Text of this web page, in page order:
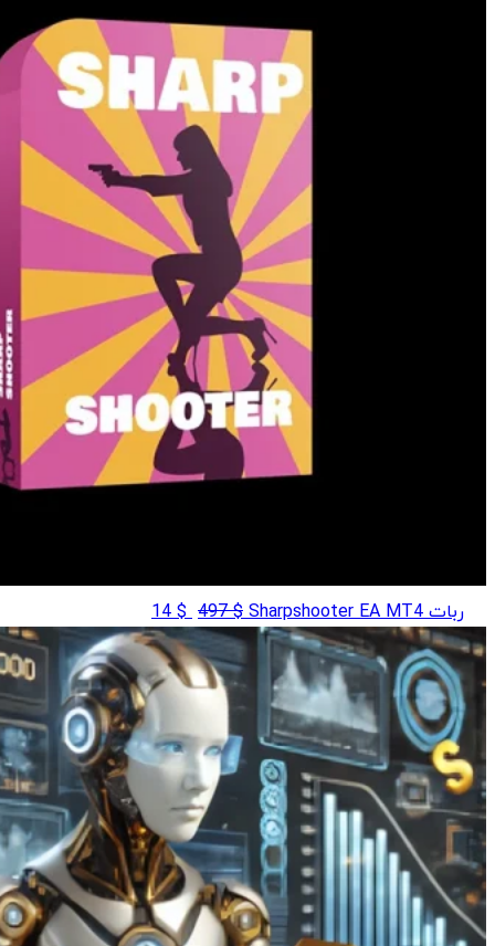
ربات Sharpshooter EA MT4 $
497
قیمت
اصلی
$ 497
بود.
$
14
قیمت
فعلی
$ 14
است.